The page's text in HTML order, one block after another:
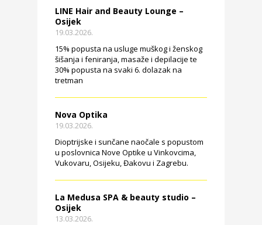
LINE Hair and Beauty Lounge –
Osijek
19.03.2026.
15% popusta na usluge muškog i ženskog
šišanja i feniranja, masaže i depilacije te
30% popusta na svaki 6. dolazak na
tretman
Nova Optika
19.03.2026.
Dioptrijske i sunčane naočale s popustom
u poslovnica Nove Optike u Vinkovcima,
Vukovaru, Osijeku, Đakovu i Zagrebu.
La Medusa SPA & beauty studio –
Osijek
13.03.2026.